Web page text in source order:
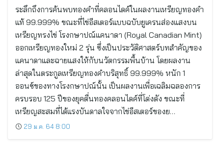
ระลึกถึงการค้นพบทองคำที่คลอนไดค์ในผลงานเหรียญทองคำ
แท้ 99.999% ขณะที่ไข่อีสเตอร์แบบฉบับยูเครนส่องแสงบน
เหรียญทรงไข่ โรงกษาปณ์แคนาดา (Royal Canadian Mint)
ออกเหรียญทองใหม่ 2 รุ่น ซึ่งเป็นประวัติศาสตร์บทสำคัญของ
แคนาดาและฉายแสงให้กับนวัตกรรมพื้นบ้าน โดยผลงาน
ล่าสุดในตระกูลเหรียญทองคำบริสุทธิ์ 99.999% หนัก 1
ออนซ์ของทางโรงกษาปณ์นั้น เป็นผลงานเพื่อเฉลิมฉลองการ
ครบรอบ 125 ปีของยุคตื่นทองคลอนไดค์ที่โด่งดัง ขณะที่
เหรียญสะสมที่ได้แรงบันดาลใจจากไข่อีสเตอร์ของย…
29 ม.ค. 64 8:00